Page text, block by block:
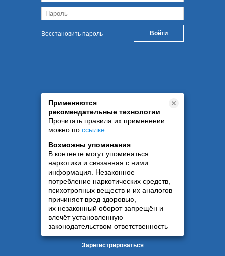
Восстановить пароль
Применяются
рекомендательные технологии
Прочитать правила их применении
можно по ссылке
Возможны упоминания
В контенте могут упоминаться
наркотики и связанная с ними
информация. Незаконное
потребление наркотических средств,
психотропных веществ и их аналогов
причиняет вред здоровью,
их незаконный оборот запрещён и
влечёт установленную
законодательством ответственность
Зарегистрироваться